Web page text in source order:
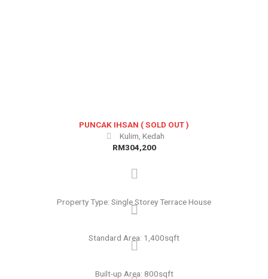
PUNCAK IHSAN ( SOLD OUT )
Kulim, Kedah
RM304,200
Property Type: Single Storey Terrace House
Standard Area: 1,400sqft
Built-up Area: 800sqft